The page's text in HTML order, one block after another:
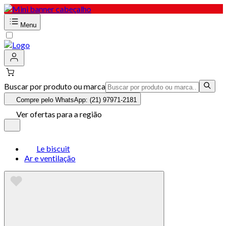
Menu
Buscar por produto ou marca
Compre pelo WhatsApp: (21) 97971-2181
Ver ofertas para a região
Le biscuit
Ar e ventilação